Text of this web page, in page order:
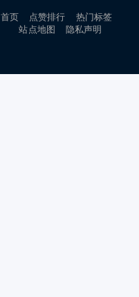
首页 点赞排行
热门标签
站点地图
隐私声明